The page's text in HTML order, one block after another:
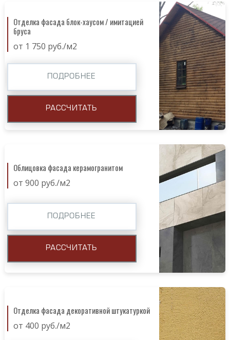
Отделка фасада блок-хаусом / имитацией
бруса
от 1 750 руб./м2
ПОДРОБНЕЕ
РАССЧИТАТЬ
Облицовка фасада керамогранитом
от 900 руб./м2
ПОДРОБНЕЕ
РАССЧИТАТЬ
Отделка фасада декоративной штукатуркой
от 400 руб./м2